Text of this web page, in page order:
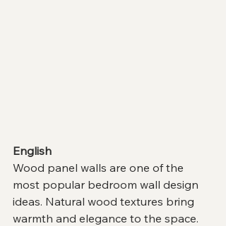
English
Wood panel walls are one of the
most popular bedroom wall design
ideas. Natural wood textures bring
warmth and elegance to the space.